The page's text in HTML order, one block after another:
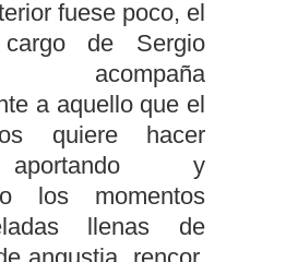
fuese poco, el
de Sergio
acompaña
a aquello que el
quiere hacer
y
los momentos
llenas de